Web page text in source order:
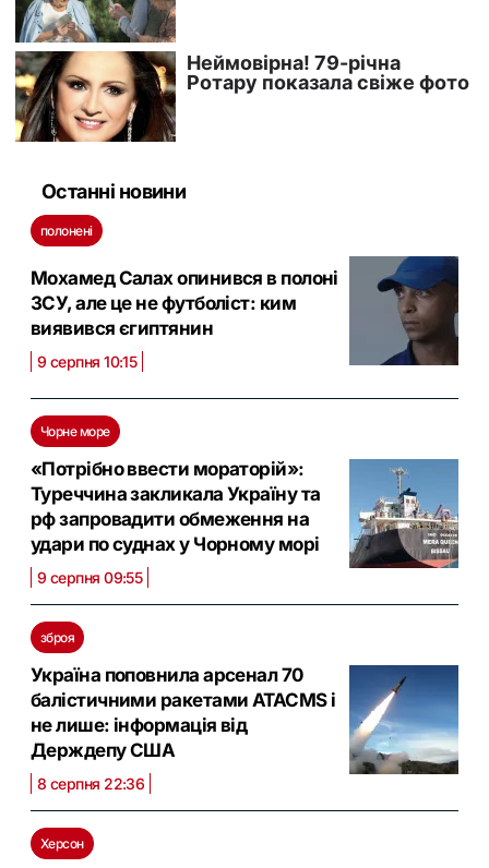
Останні новини
полонені
Мохамед Салах опинився в полоні
ЗСУ, але це не футболіст: ким
виявився єгиптянин
9 серпня 10:15
Чорне море
«Потрібно ввести мораторій»:
Туреччина закликала Україну та
рф запровадити обмеження на
удари по суднах у Чорному морі
9 серпня 09:55
зброя
Україна поповнила арсенал 70
балістичними ракетами ATACMS і
не лише: інформація від
Держдепу США
8 серпня 22:36
Херсон